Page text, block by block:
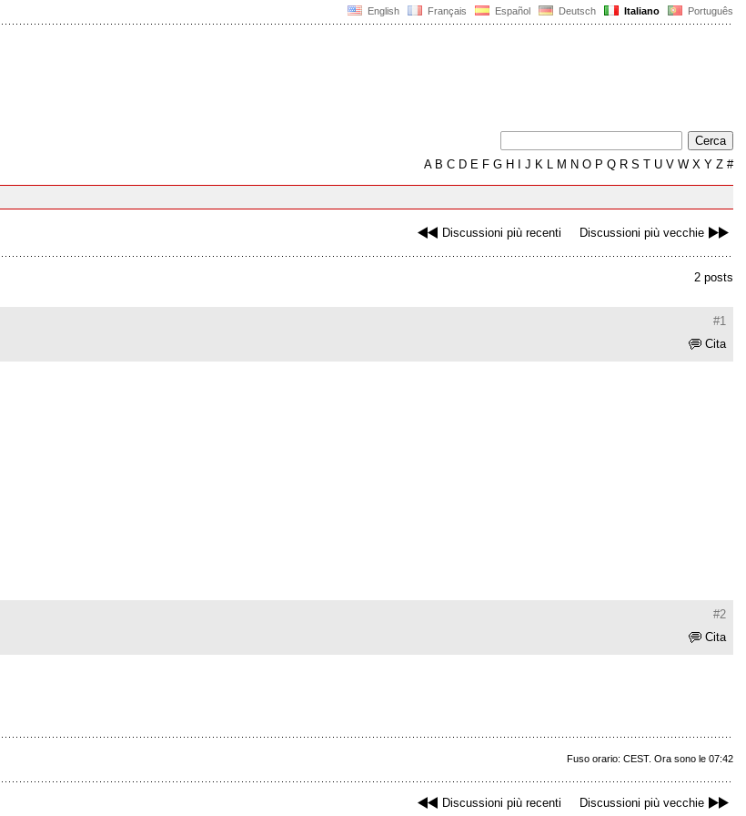
English Français Español Deutsch Italiano Português
AB C D E F G H J K L M N O P Q R S T U V W X Y Z #
Discussioni più recenti Discussioni più vecchie
2 posts
#1
Cita
#2
Cita
Fuso orario: CEST. Ora sono le 07:42
Discussioni più recenti Discussioni più vecchie